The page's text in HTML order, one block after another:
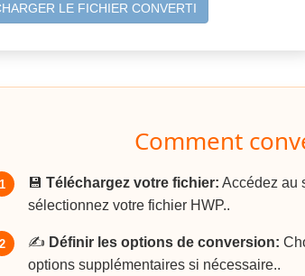
LE FICHIER CONVERTI
Comment
1 💾 Téléchargez votre fichier: Accédez au
sélectionnez votre fichier HWP..
2 ✍️ Définir les options de conversion:
options supplémentaires si nécessaire..